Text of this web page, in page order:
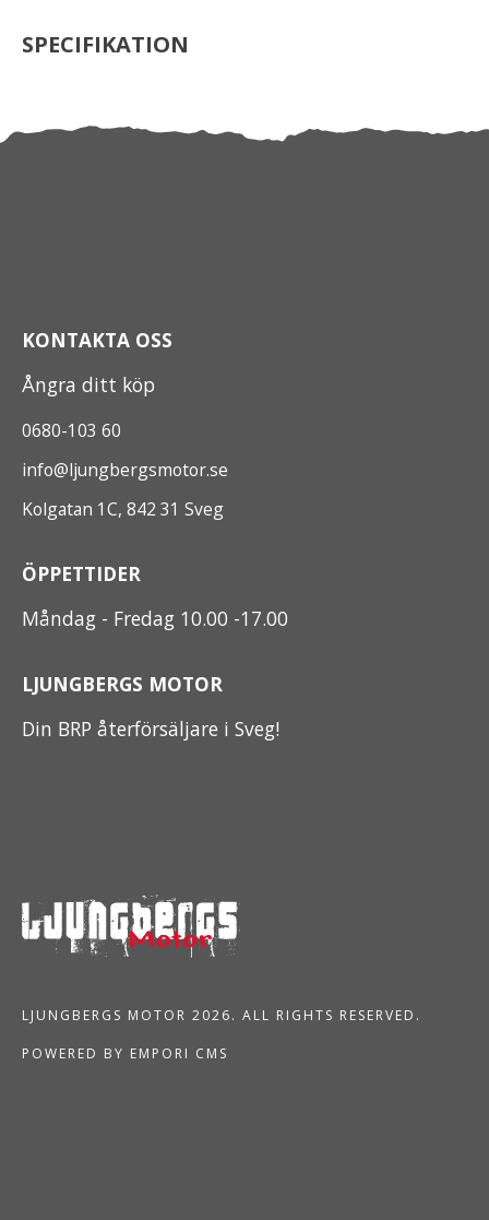
SPECIFIKATION
KONTAKTA OSS
Ångra ditt köp
0680-103 60
info@ljungbergsmotor.se
Kolgatan 1C, 842 31 Sveg
ÖPPETTIDER
Måndag - Fredag 10.00 -17.00
LJUNGBERGS MOTOR
Din BRP återförsäljare i Sveg!
LJUNGBERGS MOTOR 2026. ALL RIGHTS RESERVED.
POWERED BY EMPORI CMS